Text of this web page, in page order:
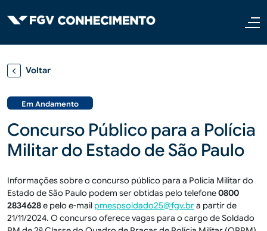
Voltar
Em Andamento
Concurso Público para a Polícia
Militar do Estado de São Paulo
Informações sobre o concurso público para a Polícia Militar do
Estado de São Paulo podem ser obtidas pelo telefone0800
2834628e pelo e-mail pmespsoldado25@fgv.bra partir de
21/11/2024. O concurso oferece vagas para o cargo de Soldado